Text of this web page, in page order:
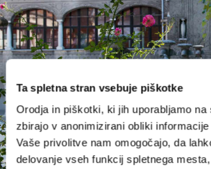
Ta spletna stran vsebuje piškotke
Orodja in piškotki, ki jih uporabljamo na
zbirajo v anonimizirani obliki
Vaše privolitve nam omogočajo, da
delovanje vseh funkcij spletnega